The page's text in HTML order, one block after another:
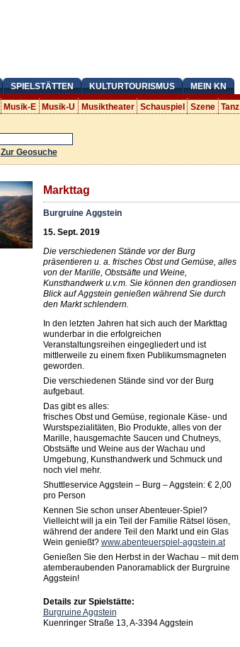
SPIELSTÄTTEN KULTURTOURISMUS MEIN KN
Musik-E Musik-U Musiktheater Schauspiel Szene Tanz
Zur Geosuche
Markttag
Burgruine Aggstein
15. Sept. 2019
Die verschiedenen Stände vor der Burg
präsentieren u. a. frisches Obst und Gemüse, alles
von der Marille, Obstsäfte und Weine,
Kunsthandwerk u.v.m. Sie können den grandiosen
Blick auf Aggstein genießen während Sie durch
den Markt schlendern.
In den letzten Jahren hat sich auch der Markttag
wunderbar in die erfolgreichen
Veranstaltungsreihen eingegliedert und ist
mittlerweile zu einem fixen Publikumsmagneten
geworden.
Die verschiedenen Stände sind vor der Burg
aufgebaut.
Das gibt es alles:
frisches Obst und Gemüse, regionale Käse- und
Wurstspezialitäten, Bio Produkte, alles von der
Marille, hausgemachte Saucen und Chutneys,
Obstsäfte und Weine aus der Wachau und
Umgebung, Kunsthandwerk und Schmuck und
noch viel mehr.
Shuttleservice Aggstein – Burg – Aggstein: € 2,00
pro Person
Kennen Sie schon unser Abenteuer-Spiel?
Vielleicht will ja ein Teil der Familie Rätsel lösen,
während der andere Teil den Markt und ein Glas
Wein genießt? www.abenteuerspiel-aggstein.at
Genießen Sie den Herbst in der Wachau – mit dem
atemberaubenden Panoramablick der Burgruine
Aggstein!
Details zur Spielstätte:
Burgruine Aggstein
Kuenringer Straße 13, A-3394 Aggstein